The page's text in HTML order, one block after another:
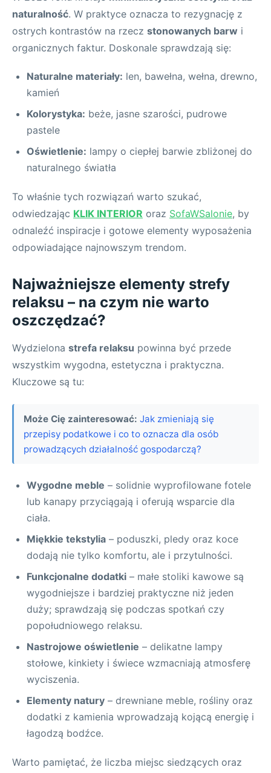
naturalność. W praktyce oznacza to rezygnację z
ostrych kontrastów na rzecz stonowanych barw i
organicznych faktur. Doskonale sprawdzają się:
Naturalne materiały: len, bawełna, wełna, drewno,
kamień
Kolorystyka: beże, jasne szarości, pudrowe
pastele
Oświetlenie: lampy o ciepłej barwie zbliżonej do
naturalnego światła
To właśnie tych rozwiązań warto szukać,
odwiedzając KLIK INTERIOR oraz SofaWSalonie, by
odnaleźć inspiracje i gotowe elementy wyposażenia
odpowiadające najnowszym trendom.
Najważniejsze elementy strefy
relaksu – na czym nie warto
oszczędzać?
Wydzielona strefa relaksu powinna być przede
wszystkim wygodna, estetyczna i praktyczna.
Kluczowe są tu:
Może Cię zainteresować: Jak zmieniają się
przepisy podatkowe i co to oznacza dla osób
prowadzących działalność gospodarczą?
Wygodne meble – solidnie wyprofilowane fotele
lub kanapy przyciągają i oferują wsparcie dla
ciała.
Miękkie tekstylia – poduszki, pledy oraz koce
dodają nie tylko komfortu, ale i przytulności.
Funkcjonalne dodatki – małe stoliki kawowe są
wygodniejsze i bardziej praktyczne niż jeden
duży; sprawdzają się podczas spotkań czy
popołudniowego relaksu.
Nastrojowe oświetlenie – delikatne lampy
stołowe, kinkiety i świece wzmacniają atmosferę
wyciszenia.
Elementy natury – drewniane meble, rośliny oraz
dodatki z kamienia wprowadzają kojącą energię i
łagodzą bodźce.
Warto pamiętać, że liczba miejsc siedzących oraz